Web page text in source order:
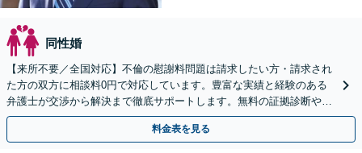
同性婚
【来所不要／全国対応】不倫の慰謝料問題は請求したい方・請求され
た方の双方に相談料0円で対応しています。豊富な実績と経験のある
弁護士が交渉から解決まで徹底サポートします。無料の証拠診断や着
手金の返還保証もありますので安心してご相談ください。
料金表を見る